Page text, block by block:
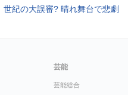
世紀の大誤審? 晴れ舞台で悲劇
芸能
芸能総合